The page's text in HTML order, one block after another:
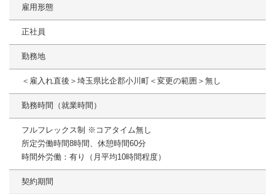
雇用形態
正社員
勤務地
＜雇入れ直後＞埼玉県比企郡小川町＜変更の範囲＞無し
勤務時間（就業時間）
フルフレックス制 ※コアタイム無し
所定労働時間8時間、休憩時間60分
時間外労働：有り（月平均10時間程度）
契約期間